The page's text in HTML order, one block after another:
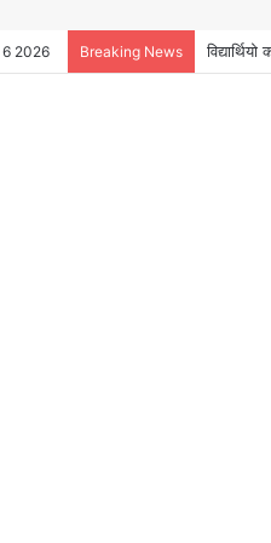
2026 Breaking News